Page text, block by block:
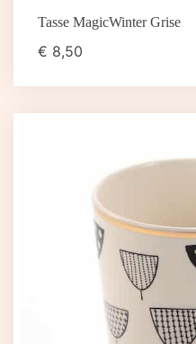
Tasse MagicWinter Grise
€ 8,50